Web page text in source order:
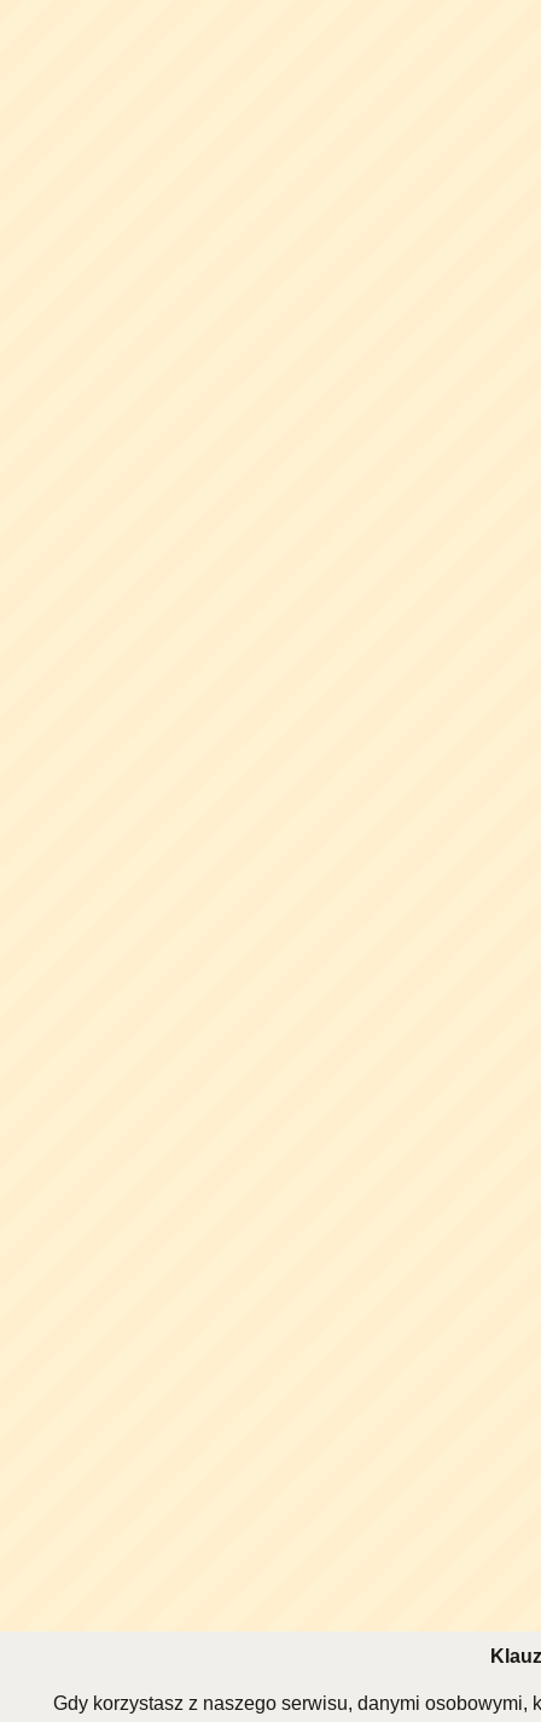
Gdy korzystasz z naszego serwisu, danymi osobowymi,